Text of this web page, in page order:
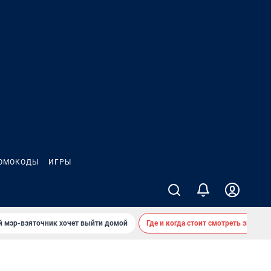
ИГРЫ
мэр-взяточник хочет выйти домой Где и когда стоит смотреть